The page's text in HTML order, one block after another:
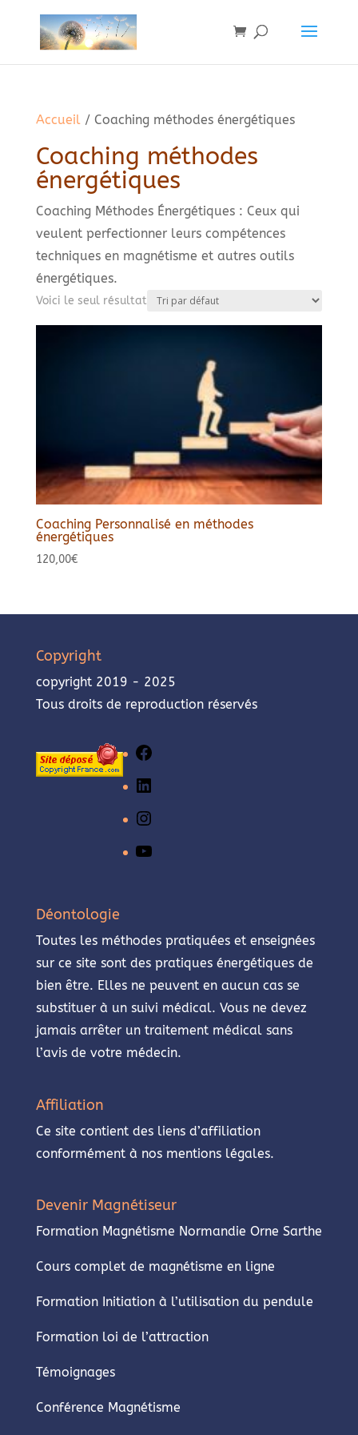
Accueil/ Coaching méthodes énergétiques
Coaching méthodes
énergétiques
Coaching Méthodes Énergétiques : Ceux qui
veulent perfectionner leurs compétences
techniques en magnétisme et autres outils
énergétiques.
Voici le seul résultat
Coaching Personnalisé en méthodes
énergétiques
120,00€
Copyright
copyright 2019 - 2025
Tous droits de reproduction réservés
Déontologie
Toutes les méthodes pratiquées et enseignées
sur ce site sont des pratiques énergétiques de
bien être. Elles ne peuvent en aucun cas se
substituer à un suivi médical. Vous ne devez
jamais arrêter un traitement médical sans
l’avis de votre médecin.
Affiliation
Ce site contient des liens d’affiliation
conformément à nos mentions légales.
Devenir Magnétiseur
Formation Magnétisme Normandie Orne Sarthe
Cours complet de magnétisme en ligne
Formation Initiation à l’utilisation du pendule
Formation loi de l’attraction
Témoignages
Conférence Magnétisme